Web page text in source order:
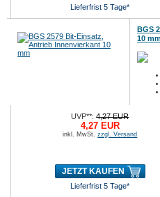
Lieferfrist 5 Tage*
BGS
10
UVP**:4,27 EUR
4,27 EUR
inkl. MwSt.zzgl. Versand
JETZT KAUFEN
Lieferfrist 5 Tage*